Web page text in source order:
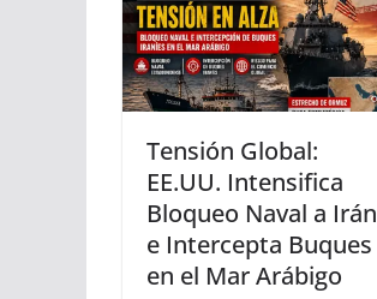
Tensión Global:
EE.UU. Intensifica
Bloqueo Naval a Irán
e Intercepta Buques
en el Mar Arábigo